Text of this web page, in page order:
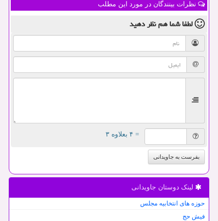
نظرات بینندگان در مورد این مطلب
لطفا شما همنظر دهید
= ۴ بعلاوه ۳
بفرست به جاویدانی
لینک دوستان جاویدانی
حوزه های انتخابیه مجلس
فیش حج